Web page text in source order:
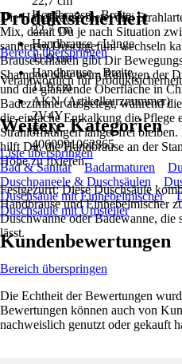
Kopfbrause - Breite
22,7 cm
Handbrause - Länge
11,9 cm
Handbrause - Breite
11,9 cm
AKN (Artikelkurznummer)
2V4Y
EAN
4060991062865
Die Handbrause bietet drei
Mix, damit Du je nach Situation
sanfterem Duschgefühl wechseln
Brauseschlauch gibt Dir
Shampoo oder beim Reinigen der
und die glänzende Oberfläche in
Badezimmer ausgelegt, während
die einfache Entkalkung die Pflege
Strahlöffnungen länger frei
hilft Dir, die Handbrause an der
Höhe zu fixieren.
Festgezurrt: Diese Duschsäule
Handbrause und Einhebelmischer
Duschwanne oder Badewanne, die
lässt.
Produktsicherheit
Bereich überspringen
Verantwortlich für
Weitere Kategorien
Liste überspringen
Bad & Sanitär
Badarmaturen
Duschpaneele & Duschsäulen
Duschsäule mit Einhebelmischer
Duschsäule mit Umsteller
Kundenbewertungen
Bereich überspringen
Die Echtheit der Bewertungen
Bewertungen können auch von
nachweislich genutzt oder gekauft